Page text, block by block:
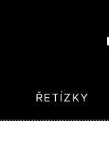
ŘETÍZKY